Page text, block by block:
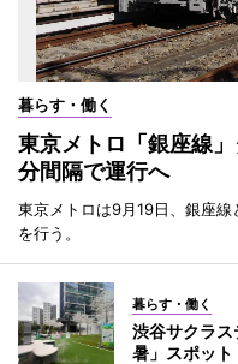
暮らす・働く
東京メトロ「銀座線
分間隔で運行へ
東京メトロは9月19日、銀座
を行う。
暮らす・働く
渋谷サクラ
暑」スポット